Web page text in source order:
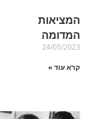
המציאות
המדומה
24/05/2023
קרא עוד »